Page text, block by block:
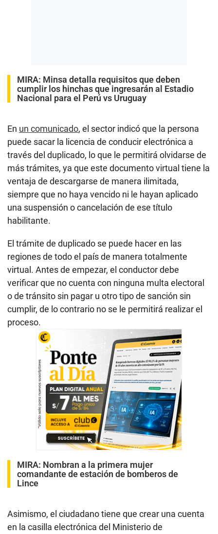
MIRA: Minsa detalla requisitos que deben
cumplir los hinchas que ingresarán al Estadio
Nacional para el Perú vs Uruguay
En un comunicado, el sector indicó que la persona
puede sacar la licencia de conducir electrónica a
través del duplicado, lo que le permitirá olvidarse de
más trámites, ya que este documento virtual tiene la
ventaja de descargarse de manera ilimitada,
siempre que no haya vencido ni le hayan aplicado
una suspensión o cancelación de ese título
habilitante.
El trámite de duplicado se puede hacer en las
regiones de todo el país de manera totalmente
virtual. Antes de empezar, el conductor debe
verificar que no cuenta con ninguna multa electoral
o de tránsito sin pagar u otro tipo de sanción sin
cumplir, de lo contrario no se le permitirá realizar el
proceso.
MIRA: Nombran a la primera mujer
comandante de estación de bomberos de
Lince
Asimismo, el ciudadano tiene que crear una cuenta
en la casilla electrónica del Ministerio de